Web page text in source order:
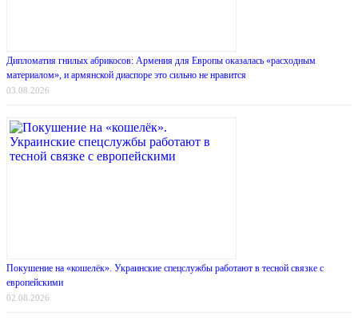
Дипломатия гнилых абрикосов: Армения для Европы оказалась «расходным
материалом», и армянской диаспоре это сильно не нравится
03.08.2026
Покушение на «кошелёк». Украинские спецслужбы работают в тесной связке с
европейскими
02.08.2026